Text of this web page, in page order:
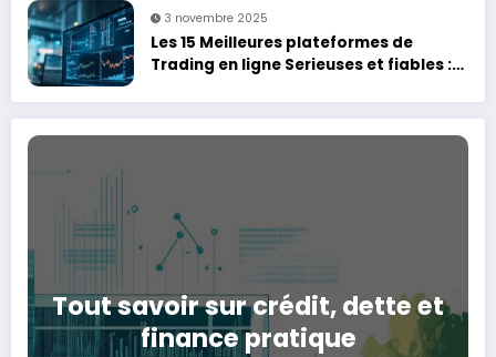
3 novembre 2025
Les 15 Meilleures plateformes de
Trading en ligne Serieuses et fiables :
Tout savoir sur crédit, dette et
finance pratique